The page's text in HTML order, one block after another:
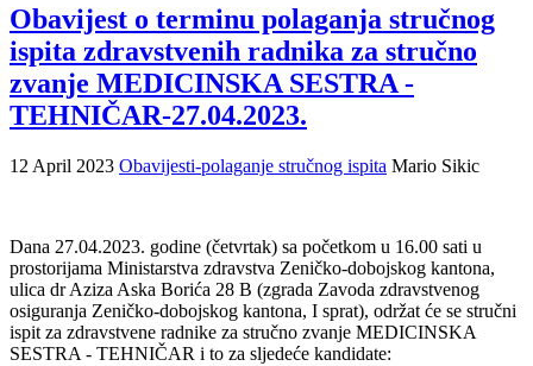
Obavijest o terminu polaganja stručnog
ispita zdravstvenih radnika za stručno
zvanje MEDICINSKA SESTRA -
TEHNIČAR-27.04.2023.
12 April 2023 Obavijesti-polaganje stručnog ispita Mario Sikic
Dana 27.04.2023. godine (četvrtak) sa početkom u 16.00 sati u
prostorijama Ministarstva zdravstva Zeničko-dobojskog kantona,
ulica dr Aziza Aska Borića 28 B (zgrada Zavoda zdravstvenog
osiguranja Zeničko-dobojskog kantona, I sprat), održat će se stručni
ispit za zdravstvene radnike za stručno zvanje MEDICINSKA
SESTRA - TEHNIČAR i to za sljedeće kandidate: